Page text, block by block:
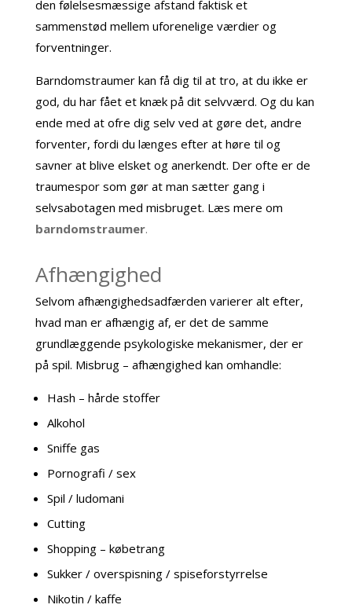
den følelsesmæssige afstand faktisk et
sammenstød mellem uforenelige værdier og
forventninger.
Barndomstraumer kan få dig til at tro, at du ikke er
god, du har fået et knæk på dit selvværd. Og du kan
ende med at ofre dig selv ved at gøre det, andre
forventer, fordi du længes efter at høre til og
savner at blive elsket og anerkendt. Der ofte er de
traumespor som gør at man sætter gang i
selvsabotagen med misbruget. Læs mere om
barndomstraumer.
Afhængighed
Selvom afhængighedsadfærden varierer alt efter,
hvad man er afhængig af, er det de samme
grundlæggende psykologiske mekanismer, der er
på spil. Misbrug – afhængighed kan omhandle:
Hash – hårde stoffer
Alkohol
Sniffe gas
Pornografi / sex
Spil / ludomani
Cutting
Shopping – købetrang
Sukker / overspisning / spiseforstyrrelse
Nikotin / kaffe